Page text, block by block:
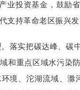
业投资基金，鼓励
支持革命老区振兴
落实把碳达峰、碳
和重点区域水污染
境、沱湖流域、